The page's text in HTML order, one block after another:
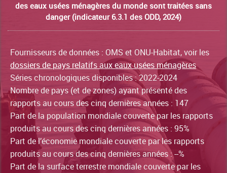
des eaux usées ménagères du monde sont traitées sans
danger (indicateur 6.3.1 des ODD, 2024)
Fournisseurs de données : OMS et ONU-Habitat, voir les
dossiers de pays relatifs aux eaux usées ménagères
Séries chronologiques disponibles : 2022-2024
Nombre de pays (et de zones) ayant présenté des
rapports au cours des cinq dernières années : 147
Part de la population mondiale couverte par les rapports
produits au cours des cinq dernières années : 95%
Part de l’économie mondiale couverte par les rapports
produits au cours des cinq dernières années : --%
Part de la surface terrestre mondiale couverte par les